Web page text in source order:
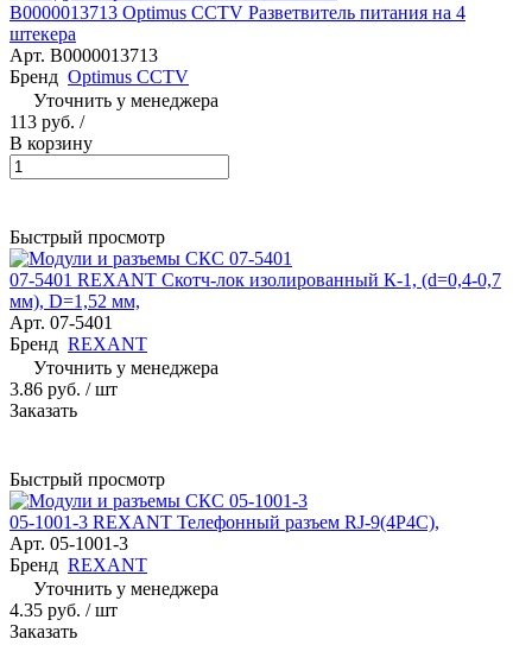
В0000013713 Optimus CCTV Разветвитель питания на 4
штекера
Арт. В0000013713
Бренд Optimus CCTV
Уточнить у менеджера
113 руб. /
В корзину
Быстрый просмотр
07-5401 REXANT Скотч-лок изолированный К-1, (d=0,4-0,7
мм), D=1,52 мм,
Арт. 07-5401
Бренд REXANT
Уточнить у менеджера
3.86 руб. / шт
Заказать
Быстрый просмотр
05-1001-3 REXANT Телефонный разъем RJ-9(4P4C),
Арт. 05-1001-3
Бренд REXANT
Уточнить у менеджера
4.35 руб. / шт
Заказать